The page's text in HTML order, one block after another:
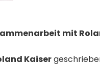
mit
Kaiser